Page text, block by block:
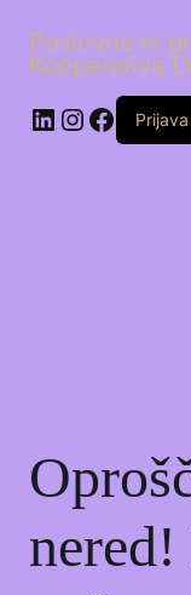
Poslovna in
Kooperativa
LinkedIn
Instagram
Prijava